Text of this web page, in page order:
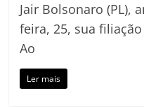
Jair Bolsonaro (PL),
feira, 25, sua
Ao
Ler mais